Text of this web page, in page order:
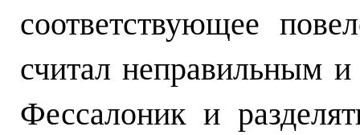
соответствующее
считал неправильным
Фессалоник и